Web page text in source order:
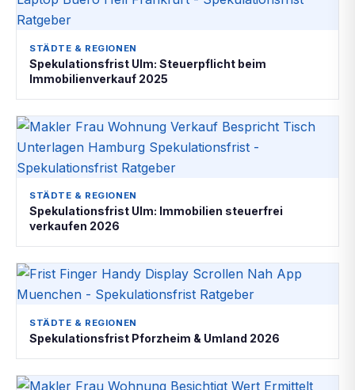
STÄDTE & REGIONEN
Spekulationsfrist Ulm: Steuerpflicht beim
Immobilienverkauf 2025
STÄDTE & REGIONEN
Spekulationsfrist Ulm: Immobilien steuerfrei
verkaufen 2026
STÄDTE & REGIONEN
Spekulationsfrist Pforzheim & Umland 2026